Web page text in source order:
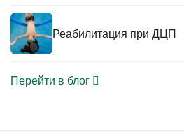
Реабилитация при ДЦП
Перейти в блог